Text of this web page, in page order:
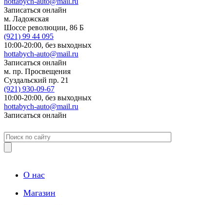
Записаться онлайн
м. Ладожская
Шоссе революции, 86 Б
(921) 99 44 095
10:00-20:00, без выходных
hottabych-auto@mail.ru
Записаться онлайн
м. пр. Просвещения
Суздальский пр. 21
(921) 930-09-67
10:00-20:00, без выходных
hottabych-auto@mail.ru
Записаться онлайн
О нас
Магазин